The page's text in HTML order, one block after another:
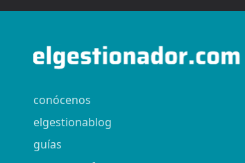
conócenos
elgestionablog
guías